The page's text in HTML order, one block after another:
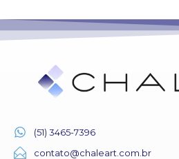
(51) 3465-7396
contato@chaleart.com.br